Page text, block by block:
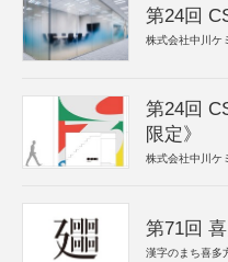
第24回
株式会社中川ケ
第24回
限定》
株式会社中川ケ
第71回
漢字のまち喜多